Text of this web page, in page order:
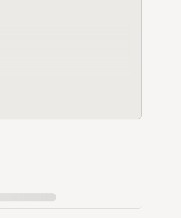
但节奏我来定。"